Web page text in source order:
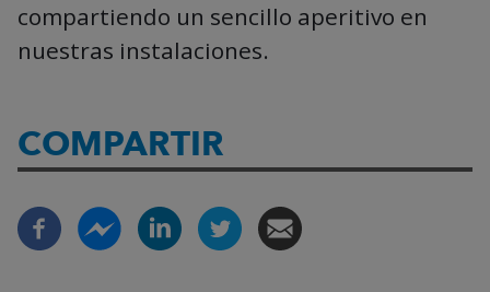
compartiendo un sencillo aperitivo en
nuestras instalaciones.
COMPARTIR